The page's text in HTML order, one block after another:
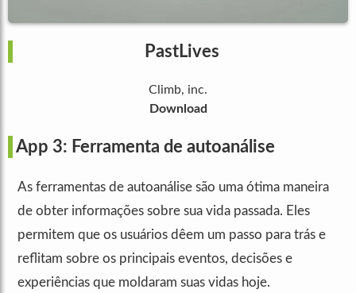
PastLives
Climb, inc.
Download
App 3: Ferramenta de autoanálise
As ferramentas de autoanálise são uma ótima maneira
de obter informações sobre sua vida passada. Eles
permitem que os usuários dêem um passo para trás e
reflitam sobre os principais eventos, decisões e
experiências que moldaram suas vidas hoje.